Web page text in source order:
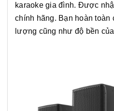
karaoke gia đình. Được
chính hãng. Bạn hoàn toàn
lượng cũng như độ bền